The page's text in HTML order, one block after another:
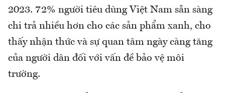
2023. 72% người tiêu dùng Việt Nam sẵn sàng
chi trả nhiều hơn cho các sản phẩm xanh, cho
thấy nhận thức và sự quan tâm ngày càng tăng
của người dân đối với vấn đề bảo vệ môi
trường.